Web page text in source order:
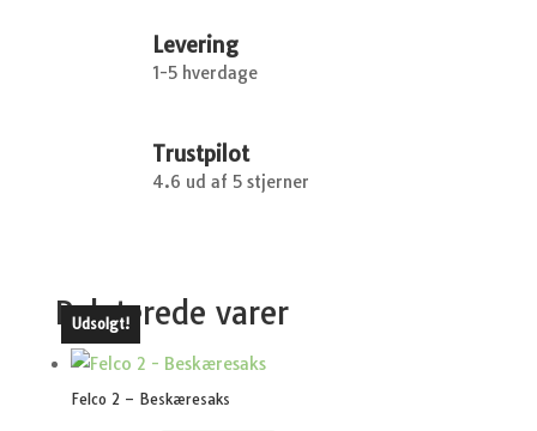
Levering
1-5 hverdage
Trustpilot
4.6 ud af 5 stjerner
Relaterede varer
Felco 2 – Beskæresaks
Udsolgt!